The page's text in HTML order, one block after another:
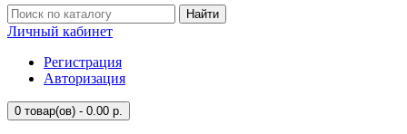
Найти
Личный кабинет
Регистрация
Авторизация
0 товар(ов) - 0.00 р.